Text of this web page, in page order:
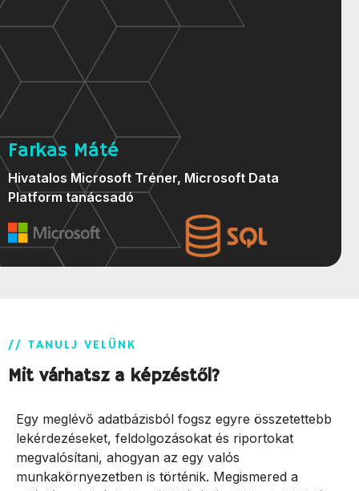
Farkas Máté
Hivatalos Microsoft Tréner, Microsoft Data
Platform tanácsadó
// TANULJ VELÜNK
Mit várhatsz a képzéstől?
Egy meglévő adatbázisból fogsz egyre összetettebb
lekérdezéseket, feldolgozásokat és riportokat
megvalósítani, ahogyan az egy valós
munkakörnyezetben is történik. Megismered a